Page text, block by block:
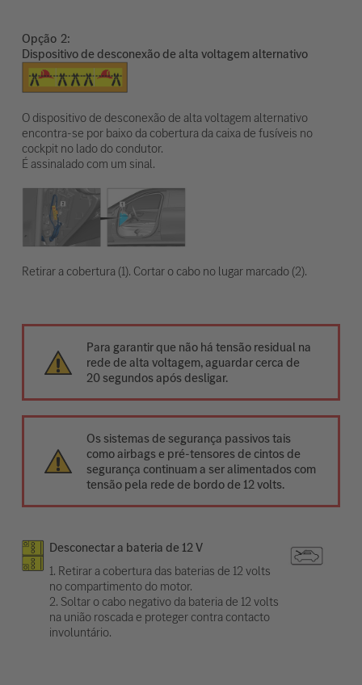
Opção
Dispositivo de desconexão de alta voltagem alternativo
O dispositivo de desconexão de alta voltagem alternativo
encontra-se por baixo da cobertura da caixa de fusíveis no
cockpit no lado do condutor.
É assinalado com um sinal.
Retirar a cobertura (1). Cortar o cabo no lugar marcado (2).
Para garantir que não há tensão residual na
rede de alta voltagem, aguardar cerca de
20 segundos após desligar.
Os sistemas de segurança passivos tais
como airbags e pré-tensores de cintos de
segurança continuam a ser alimentados com
tensão pela rede de bordo de 12 volts.
Desconectar a bateria de 12 V
1. Retirar a cobertura das baterias de 12 volts
no compartimento do motor.
2. Soltar o cabo negativo da bateria de 12 volts
na união roscada e proteger contra contacto
involuntário.